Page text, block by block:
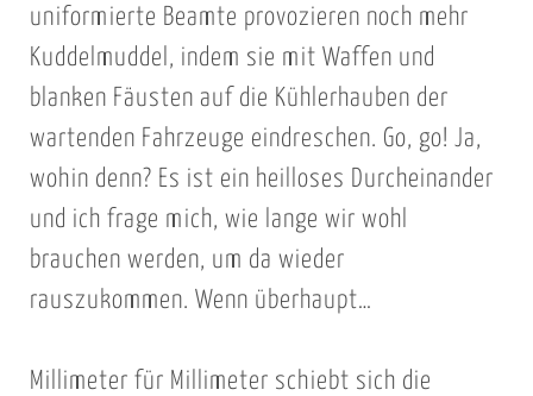
uniformierte Beamte provozieren noch mehr
Kuddelmuddel, indem sie mit Waffen und
blanken Fäusten auf die Kühlerhauben der
wartenden Fahrzeuge eindreschen. Go, go! Ja,
wohin denn? Es ist ein heilloses Durcheinander
und ich frage mich, wie lange wir wohl
brauchen werden, um da wieder
rauszukommen. Wenn überhaupt…
Millimeter für Millimeter schiebt sich die